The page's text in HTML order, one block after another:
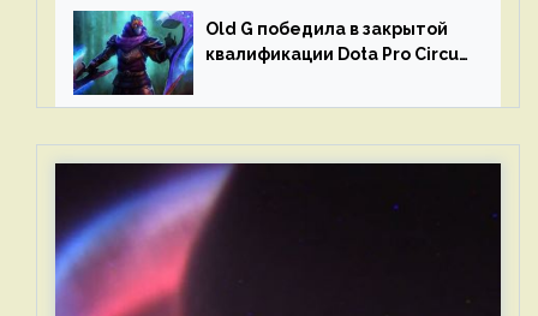
Old G победила в закрытой
квалификации Dota Pro Circuit